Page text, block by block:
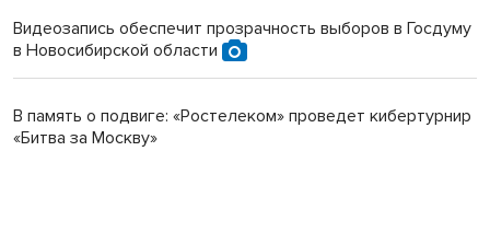
Видеозапись обеспечит прозрачность выборов в Госдуму
в Новосибирской области
В память о подвиге: «Ростелеком» проведет кибертурнир
«Битва за Москву»